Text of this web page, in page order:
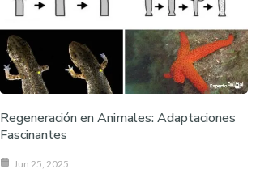
Regeneración en Animales: Adaptaciones
Fascinantes
Jun 25, 2025